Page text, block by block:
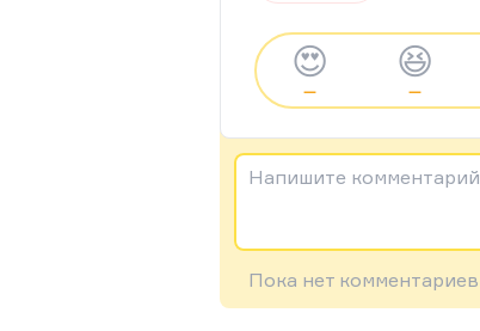
😍
—
😆
—
Напишите комментарий
Пока нет комментариев